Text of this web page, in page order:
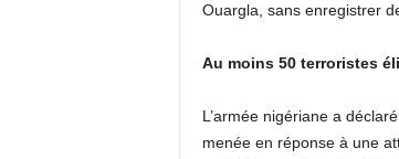
Ouargla, sans enregistrer
Au moins 50 terroristes
L’armée nigériane a
menée en réponse à une